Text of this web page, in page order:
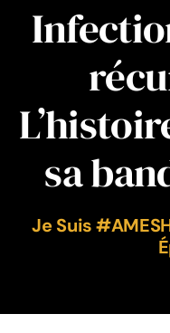
Sur Moi
Qui Est Dr. V ?
L’Expérience
sa
Je Suis